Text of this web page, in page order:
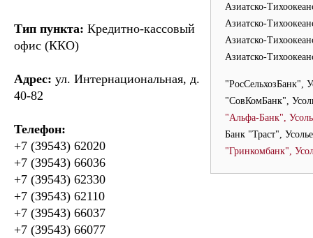
Азиатско-
Азиатско-
Азиатско-
Азиатско-
"РосСельхозБанк",
"СовКомБанк",
"Альфа-Банк",
Банк "Траст",
"Гринкомбанк",
Тип пункта: Кредитно-кассовый
офис (ККО)
Адрес: ул. Интернациональная, д.
40-82
Телефон:
+7 (39543) 62020
+7 (39543) 66036
+7 (39543) 62330
+7 (39543) 62110
+7 (39543) 66037
+7 (39543) 66077